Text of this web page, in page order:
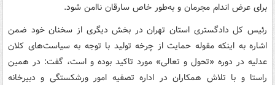
برای عرض اندام مجرمان و به‌طور خاص سارقان ناامن شود.
رئیس کل دادگستری استان تهران در بخش دیگری از سخنان خود ضمن
اشاره به اینکه مقوله حمایت از چرخه تولید با توجه به سیاست‌های کلان
عدلیه در دوره «تحول و تعالی» مورد تاکید بوده و است، گفت: در همین
راستا و با تلاش همکاران در اداره تصفیه امور ورشکستگی و دبیرخانه